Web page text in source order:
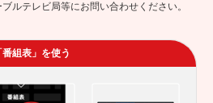
ルテレビ局等にお問い合わせください。
番組表」を使う